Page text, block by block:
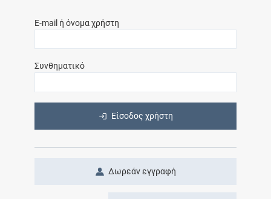
E-mail ή όνομα χρήστη
Συνθηματικό
Είσοδος χρήστη
Δωρεάν εγγραφή